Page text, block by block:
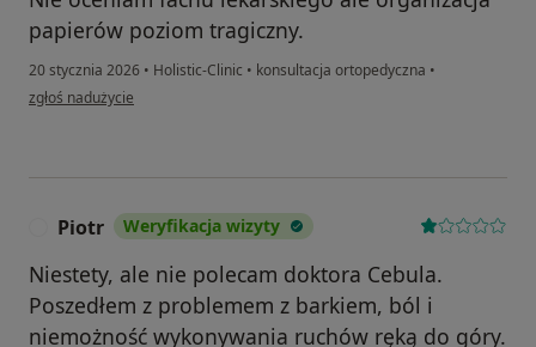
papierów poziom tragiczny.
20 stycznia 2026 • Holistic-Clinic • konsultacja ortopedyczna •
w opinii użytkownika Ns
zgłoś nadużycie
Piotr Weryfikacja wizyty
Niestety, ale nie polecam doktora Cebula.
Poszedłem z problemem z barkiem, ból i
niemożność wykonywania ruchów ręką do góry.